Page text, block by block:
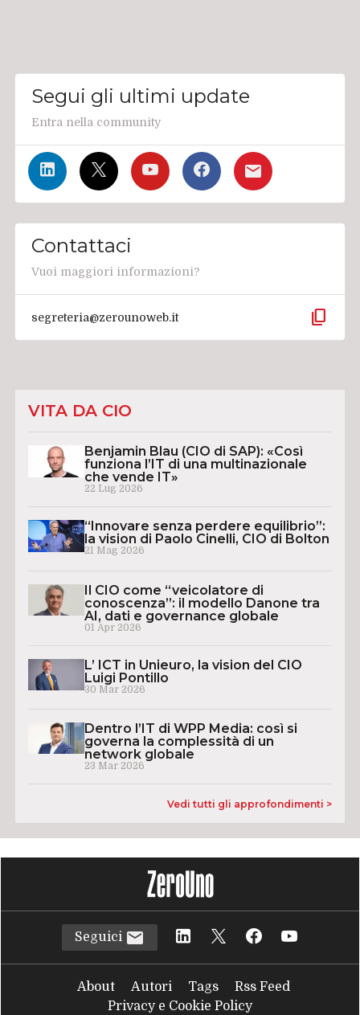
Segui gli ultimi update
Entra nella community
Contattaci
Vuoi maggiori informazioni?
segreteria@zerounoweb.it content_copy
VITA DA CIO
Benjamin Blau (CIO di SAP): «Così
funziona l’IT di una multinazionale
che vende IT»
22 Lug 2026
“Innovare senza perdere equilibrio”:
la vision di Paolo Cinelli, CIO di Bolton
21 Mag 2026
Il CIO come “veicolatore di
conoscenza”: il modello Danone tra
AI, dati e governance globale
01 Apr 2026
L’ ICT in Unieuro, la vision del CIO
Luigi Pontillo
30 Mar 2026
Dentro l’IT di WPP Media: così si
governa la complessità di un
network globale
23 Mar 2026
Vedi tutti gli approfondimenti >
Seguici
About Autori Tags
Rss Feed
Privacy e Cookie Policy